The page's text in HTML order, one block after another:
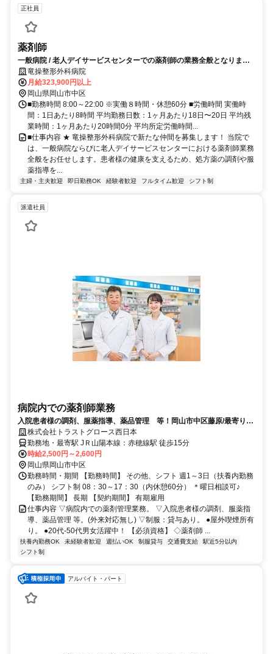
正社員
薬剤師
一般病院 / 老人デイサービスセンターでの薬剤師の業務全般となりま
す！竜操整形外科病院
月給323,900円以上
岡山県岡山市中区
■勤務時間 8:00～22:00 ※実働８時間・休憩60分 ■労働時間 実働時
間：1日あたり8時間 平均勤務日数：1ヶ月あたり18日〜20日 平均残
業時間：1ヶ月あたり20時間0分 平均所定労働時間...
■仕事内容 ★ 竜操整形外科病院で新たな仲間を募集します！ 当院で
は、一般病院ならびに老人デイサービスセンターにおける薬剤師業務
全般をお任せします。患者様の健康を支えるため、処方薬の調剤や服
薬指導を...
主婦・主夫歓迎 即日勤務OK 経験者歓迎 フルタイム歓迎 シフト制
派遣社員
病院内での薬剤師業務
入院患者様の調剤、服薬指導、薬品管理 等！岡山市中区藤原/最寄り:
赤穂線駅
株式会社トラストグロース西日本
勤務地・最寄駅 JＲ山陽本線：赤穂線駅 徒歩15分
時給2,500円～2,600円
岡山県岡山市中区
勤務時間・期間 【勤務時間】 その他、シフト 週1～3日（扶養内勤務
のみ） シフト制 08：30～17：30（内休憩60分） ＊曜日相談可♪
【勤務期間】 長期 【契約期間】 有期雇用
仕事内容 ▽病院内での薬剤管理業務。 ▽入院患者様の調剤、服薬指
導、薬品管理 等。(外来対応無し) ▽制服：貸与あり。 ●屋外喫煙所有
り。 ●20代-50代男女活躍中！ 【必須資格】 ◇薬剤師 ...
扶養内勤務OK 未経験者歓迎 週払いOK 制服貸与 交通費支給
駅近5分以内
シフト制
アルバイト・パート